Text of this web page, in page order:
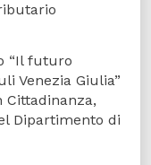
“Il futuro
Venezia Giulia”
Dipartimento di